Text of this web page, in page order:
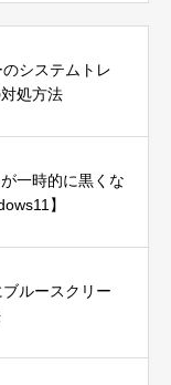
システムトレ
処方法
一時的に黒くな
】
ルースクリー